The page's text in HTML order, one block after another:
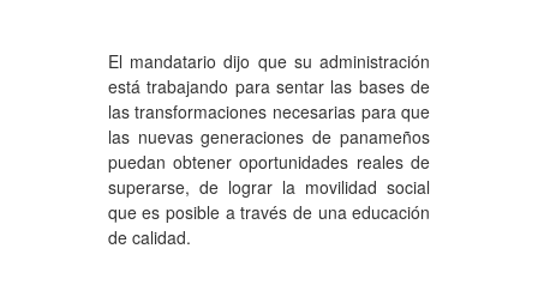
El mandatario dijo que su administración
está trabajando para sentar las bases de
las transformaciones necesarias para que
las nuevas generaciones de panameños
puedan obtener oportunidades reales de
superarse, de lograr la movilidad social
que es posible a través de una educación
de calidad.